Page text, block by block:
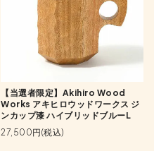
【当選者限定】Akihiro Wood
Works アキヒロウッドワークス ジ
ンカップ漆 ハイブリッドブルーL
27,500円(税込)